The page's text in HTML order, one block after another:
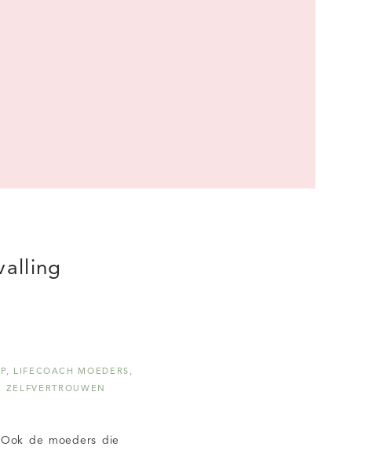
, LIFECOACH MOEDERS ,
, ZELFVERTROUWEN
de moeders die